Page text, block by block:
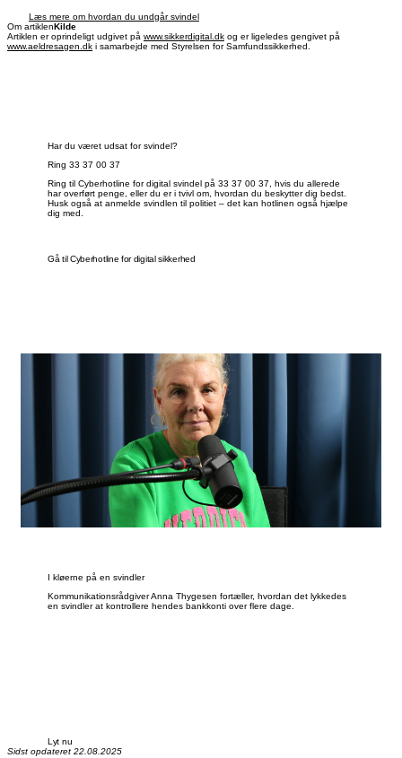
Læs mere om hvordan du undgår svindel
Om artiklenKilde
Artiklen er oprindeligt udgivet på www.sikkerdigital.dk og er ligeledes gengivet på
www.aeldresagen.dk i samarbejde med Styrelsen for Samfundssikkerhed.
Har du været udsat for svindel?
Ring 33 37 00 37
Ring til Cyberhotline for digital svindel på 33 37 00 37, hvis du allerede
har overført penge, eller du er i tvivl om, hvordan du beskytter dig bedst.
Husk også at anmelde svindlen til politiet – det kan hotlinen også hjælpe
dig med.
Gå til Cyberhotline for digital sikkerhed
I kløerne på en svindler
Kommunikationsrådgiver Anna Thygesen fortæller, hvordan det lykkedes
en svindler at kontrollere hendes bankkonti over flere dage.
Lyt nu
Sidst opdateret 22.08.2025